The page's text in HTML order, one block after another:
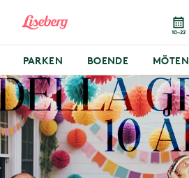
10–22
PARKEN BOENDE MÖTEN